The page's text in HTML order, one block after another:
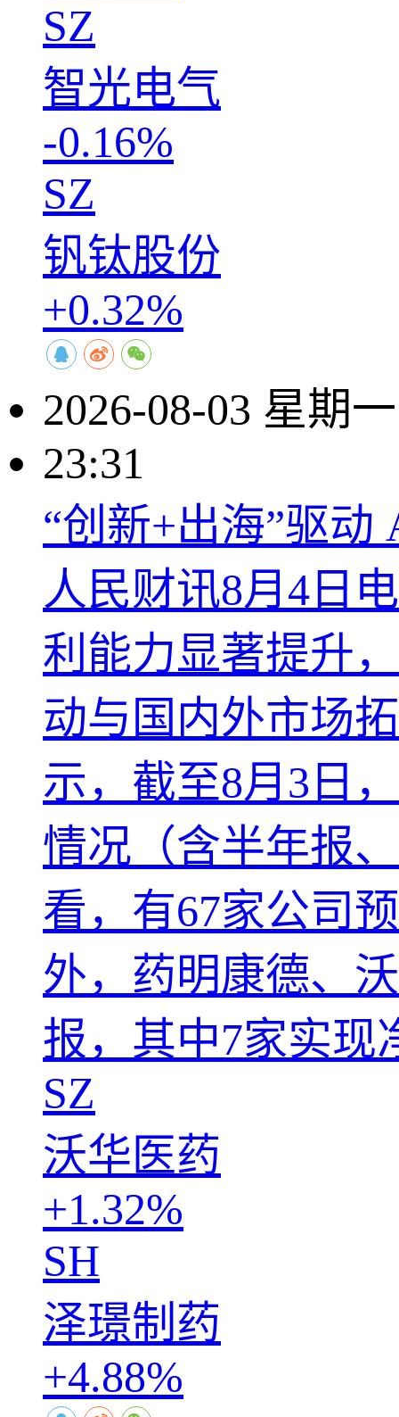
SZ
智光电气
-0.16%
SZ
钒钛股份
+0.32%
2026-08-03 星期一
23:31
“创新+出海”驱
人民财讯8月4日
利能力显著提升
动与国内外市场
示，截至8月3日
情况（含半年报
看，有67家公司
外，药明康德、
报，其中7家实现
SZ
沃华医药
+1.32%
SH
泽璟制药
+4.88%